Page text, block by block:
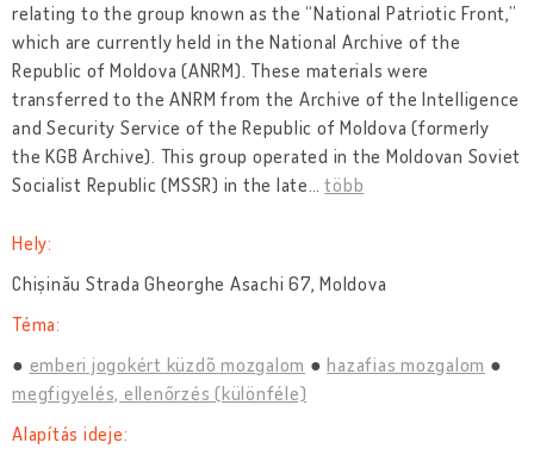
relating to the group known as the “National Patriotic Front,”
which are currently held in the National Archive of the
Republic of Moldova (ANRM). These materials were
transferred to the ANRM from the Archive of the Intelligence
and Security Service of the Republic of Moldova (formerly
the KGB Archive). This group operated in the Moldovan Soviet
Socialist Republic (MSSR) in the late…több
Hely:
Chișinău Strada Gheorghe Asachi 67, Moldova
Téma:
emberi jogokért küzdõ mozgalom
hazafias mozgalom
megfigyelés, ellenőrzés (különféle)
Alapítás ideje: